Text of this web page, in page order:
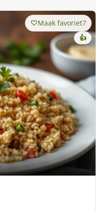
Maak favoriet7
👍